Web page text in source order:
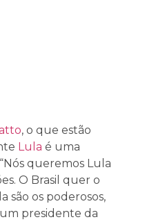
, o que estão
Lula é uma
queremos Lula
O Brasil quer o
são os poderosos,
presidente da